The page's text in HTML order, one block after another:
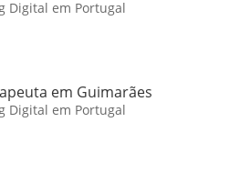
Digital em Portugal
em Guimarães
Digital em Portugal